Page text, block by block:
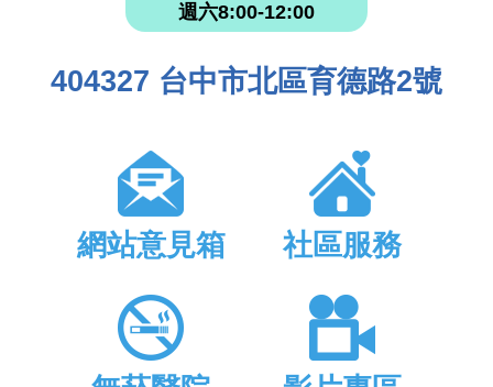
週六8:00-12:00
404327 台中市北區育德路2號
網站意見箱 社區服務